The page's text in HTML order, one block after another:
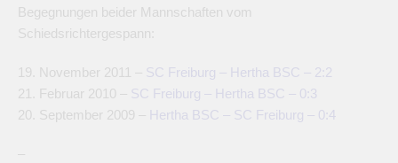
Begegnungen beider Mannschaften vom
Schiedsrichtergespann:
19. November 2011 – SC Freiburg – Hertha BSC – 2:2
21. Februar 2010 – SC Freiburg – Hertha BSC – 0:3
20. September 2009 – Hertha BSC – SC Freiburg – 0:4
–